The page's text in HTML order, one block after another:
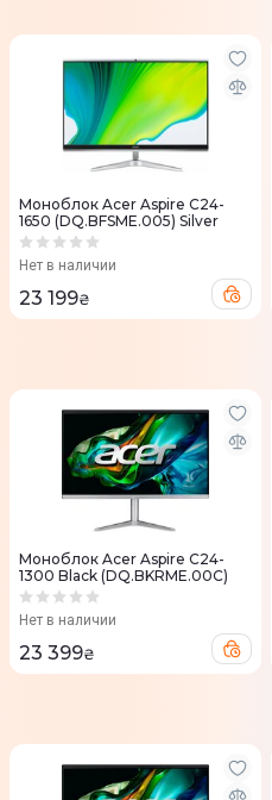
Моноблок Acer Aspire C24-
1650 (DQ.BFSME.005) Silver
Нет в наличии
23 199₴
Моноблок Acer Aspire C24-
1300 Black (DQ.BKRME.00C)
Нет в наличии
23 399₴